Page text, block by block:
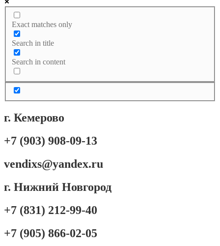
Exact matches only
Search in title
Search in content
г. Кемерово
+7 (903) 908-09-13
vendixs@yandex.ru
г. Нижний Новгород
+7 (831) 212-99-40
+7 (905) 866-02-05